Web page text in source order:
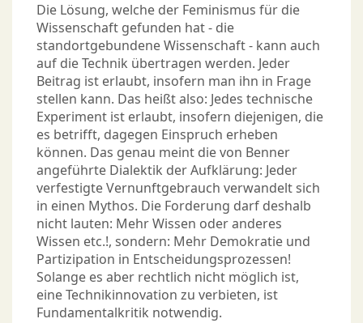
Die Lösung, welche der Feminismus für die
Wissenschaft gefunden hat - die
standortgebundene Wissenschaft - kann auch
auf die Technik übertragen werden. Jeder
Beitrag ist erlaubt, insofern man ihn in Frage
stellen kann. Das heißt also: Jedes technische
Experiment ist erlaubt, insofern diejenigen, die
es betrifft, dagegen Einspruch erheben
können. Das genau meint die von Benner
angeführte Dialektik der Aufklärung: Jeder
verfestigte Vernunftgebrauch verwandelt sich
in einen Mythos. Die Forderung darf deshalb
nicht lauten: Mehr Wissen oder anderes
Wissen etc.!, sondern: Mehr Demokratie und
Partizipation in Entscheidungsprozessen!
Solange es aber rechtlich nicht möglich ist,
eine Technikinnovation zu verbieten, ist
Fundamentalkritik notwendig.